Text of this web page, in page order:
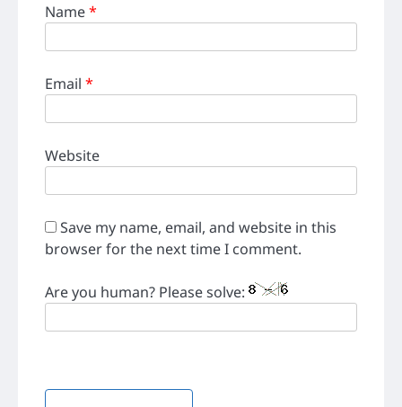
Name*
Email *
Website
Save my name, email, and website in this
browser for the next time I comment.
Are you human? Please solve: